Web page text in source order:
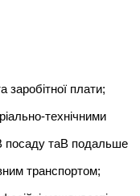
заробітної плати;
технічними
посаду таВ подальше
транспортом;